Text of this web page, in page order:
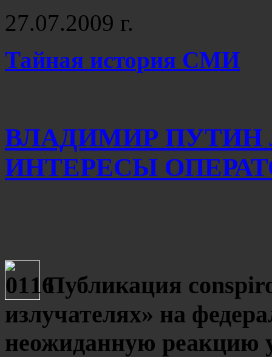
27.07.2009 г.
Тайная история СМИ
ВЛАДИМИР ПУТИН
ИНТЕРЕСЫ
Публикация
излучателях» на
неожиданную реакцию